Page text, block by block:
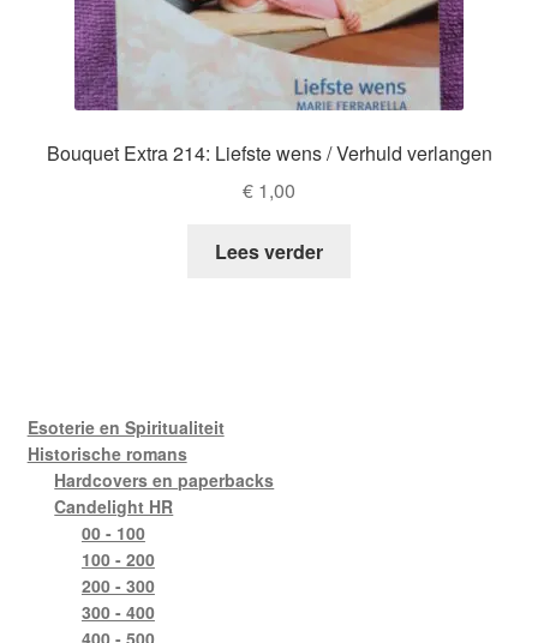
Bouquet Extra 214: Liefste wens / Verhuld verlangen
€ 1,00
Lees verder
Esoterie en Spiritualiteit
Historische romans
Hardcovers en paperbacks
Candelight HR
00 - 100
100 - 200
200 - 300
300 - 400